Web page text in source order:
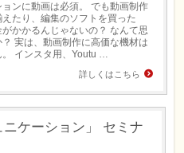
ンに動画は必須。 でも動画制作
えたり、編集のソフトを買った
がかかるんじゃないの？ なんて思
？ 実は、動画制作に高価な機材は
。 インスタ用、Youtu …
詳しくはこちら
ニケーション」 セミナ